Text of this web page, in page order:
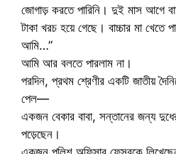
জোগাড় করতে পারিনি। দুই মাস আগে
টাকা খরচ হয়ে গেছে। বাচ্চার মা খেতে
আমি…”
আমি আর বলতে পারলাম না।
পরদিন, প্রথম শ্রেণীর একটি জাতীয়
পেল—
একজন বেকার বাবা, সন্তানের জন্য
পড়েছেন।